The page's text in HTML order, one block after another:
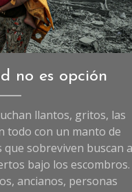
vía Getty Images
Opinión
no es opción
llantos, gritos, las
todo con un manto de
sobreviven buscan a
bajo los escombros.
ancianos, personas